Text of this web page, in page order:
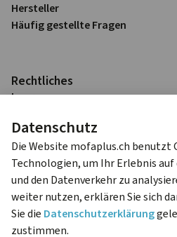
Hersteller
Häufig gestellte Fragen
Rechtliches
Impressum
AGB
Alle Preise sind in Schweizer
zzgl. Versandkosten.
© 2024 mofaplus Livio Niedrist –
Datenschutz
Die Website mofaplus.ch benutzt
Technologien, um Ihr Erlebnis
und den Datenverkehr zu
weiter nutzen, erklären Sie sich
Sie die Datenschutzerklärung
zustimmen.